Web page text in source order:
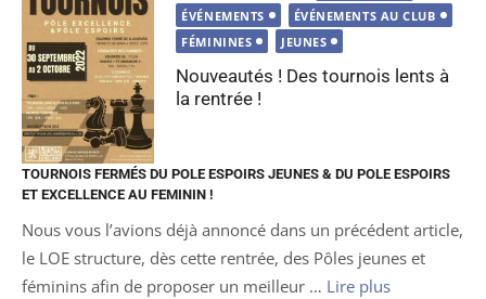
le
ÉVÉNEMENTS
ÉVÉNEMENTS AU CLUB
FÉMININES
JEUNES
Nouveautés ! Des tournois lents à
la rentrée !
TOURNOIS FERMÉS DU POLE ESPOIRS JEUNES & DU POLE ESPOIRS
ET EXCELLENCE AU FEMININ !
Nous vous l’avions déjà annoncé dans un précédent article,
le LOE structure, dès cette rentrée, des Pôles jeunes et
féminins afin de proposer un meilleur … Lire plus